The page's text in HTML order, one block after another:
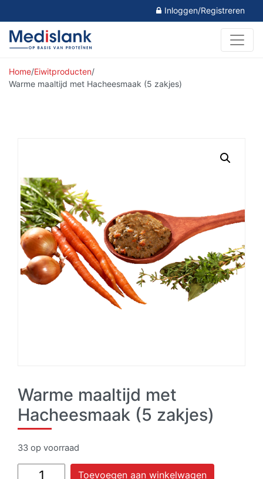
Inloggen/Registreren
Home/Eiwitproducten/
Warme maaltijd met Hacheesmaak (5 zakjes)
Warme maaltijd met
Hacheesmaak (5 zakjes)
33 op voorraad
Warme
Toevoegen aan winkelwagen